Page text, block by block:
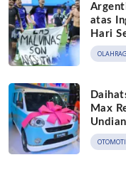
atas
Hari
Max
Undian